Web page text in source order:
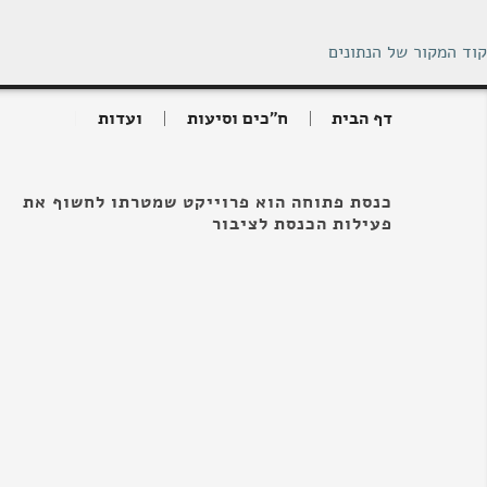
קוד המקור של הנתונים
דף הבית ח"כים וסיעות ועדות
כנסת פתוחה הוא פרוייקט שמטרתו לחשוף את
פעילות הכנסת לציבור